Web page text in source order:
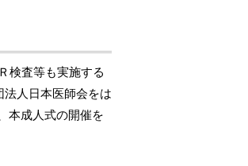
検査等も実施する
法人日本医師会をは
本成人式の開催を